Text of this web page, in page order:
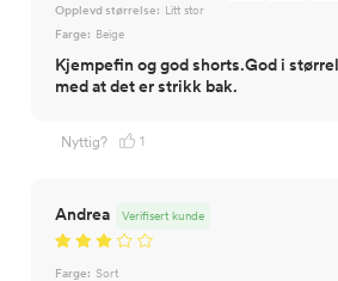
Opplevd størrelse: Litt stor
Farge: Beige
Kjempefin og god shorts.God i
med at det er strikk bak.
Nyttig? 1
Andrea Verifisert kunde
Farge: Sort